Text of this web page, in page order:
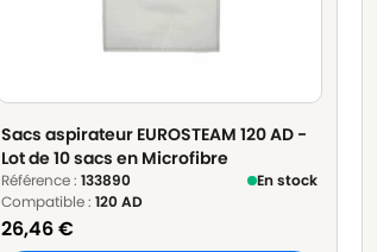
Sacs aspirateur EUROSTEAM 120 AD -
Lot de 10 sacs en Microfibre
Référence : 133890
En stock
Compatible : 120 AD
26,46€